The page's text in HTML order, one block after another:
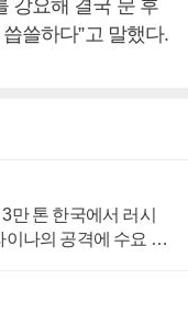
강요해 결국 문 후
쓸하다”고 말했다.
만 톤 한국에서 러시
이나의 공격에 수요 늘